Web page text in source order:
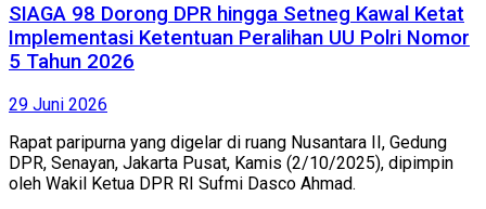
SIAGA 98 Dorong DPR hingga Setneg Kawal Ketat
Implementasi Ketentuan Peralihan UU Polri Nomor
5 Tahun 2026
29 Juni 2026
Rapat paripurna yang digelar di ruang Nusantara II, Gedung
DPR, Senayan, Jakarta Pusat, Kamis (2/10/2025), dipimpin
oleh Wakil Ketua DPR RI Sufmi Dasco Ahmad.